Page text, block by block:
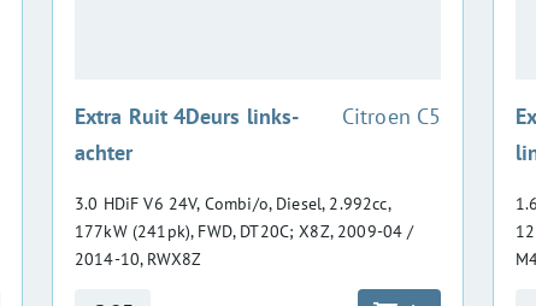
Extra Ruit 4Deurs links-
achter
:Citroen C5
3.0 HDiF V6 24V, Combi/o, Diesel, 2.992cc,
177kW (241pk), FWD, DT20C; X8Z, 2009-04 /
2014-10, RWX8Z